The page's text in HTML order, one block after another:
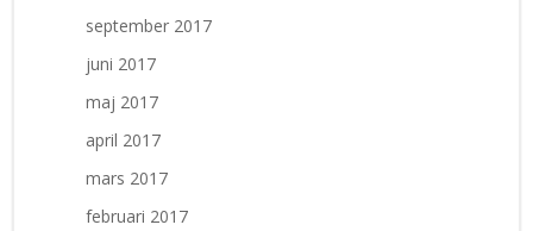
september 2017
juni 2017
maj 2017
april 2017
mars 2017
februari 2017